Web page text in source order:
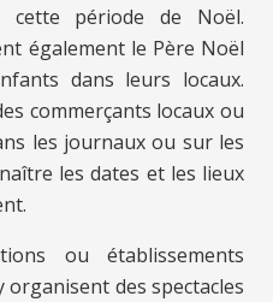
cette période de Noël.
également le Père Noël
dans leurs locaux.
commerçants locaux ou
les journaux ou sur les
les dates et les lieux
ou établissements
organisent des spectacles